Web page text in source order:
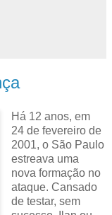
Há 12 anos, em
24 de fevereiro de
2001, o São Paulo
estreava uma
nova formação no
ataque. Cansado
de testar, sem